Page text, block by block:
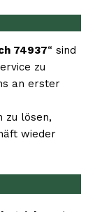
74937“ sind
zu
an erster
zu lösen,
wieder